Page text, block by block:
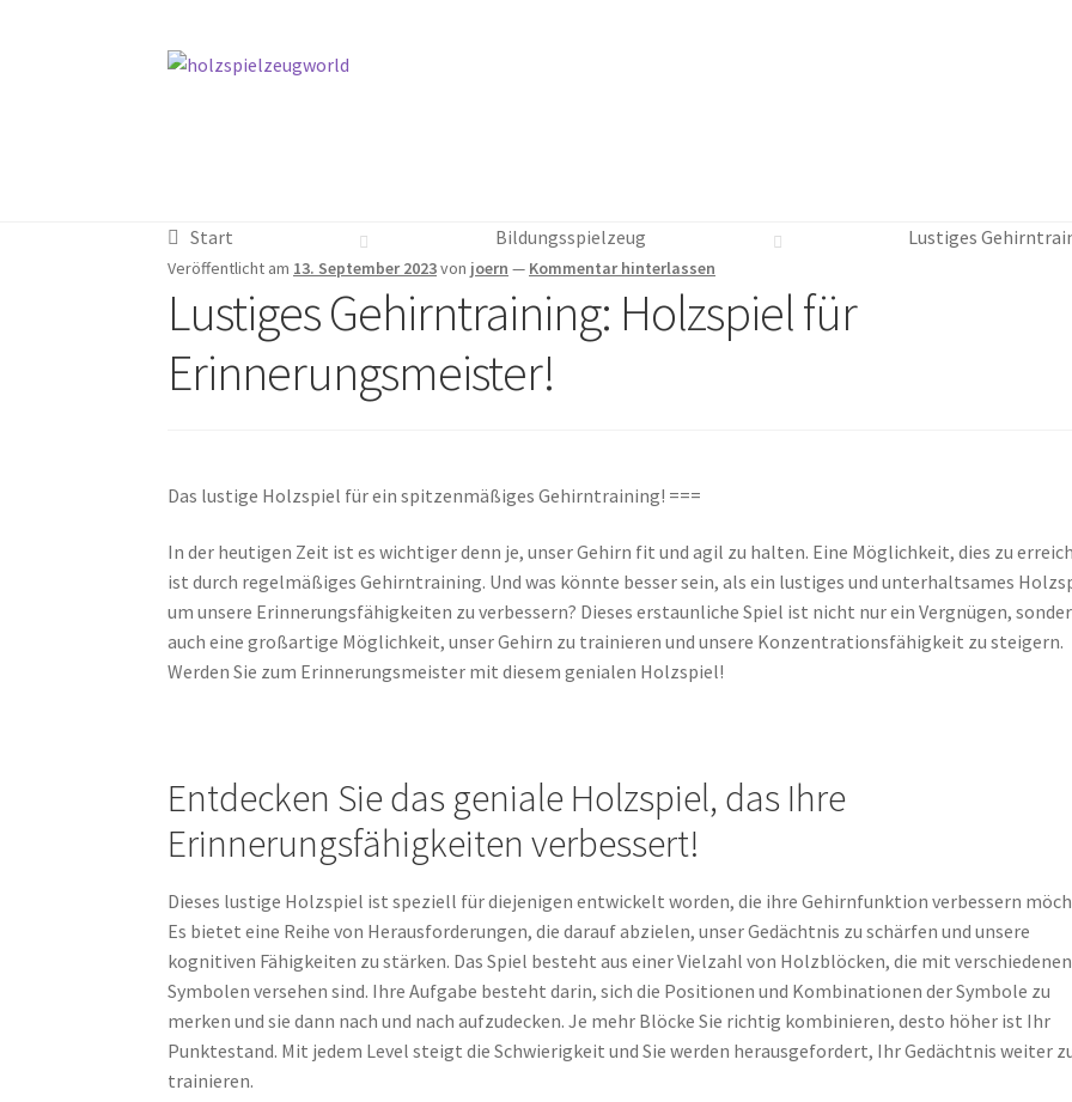
Zur
Zum
Start Bildungsspielzeug Lustiges
Veröffentlicht am 13. September 2023von joern — Kommentar hinterlassen
Lustiges Gehirntraining: Holzspiel für
Erinnerungsmeister!
Das lustige Holzspiel für ein spitzenmäßiges Gehirntraining! ===
In der heutigen Zeit ist es wichtiger denn je, unser Gehirn fit und agil zu halten. Eine Möglichkeit, dies zu
ist durch regelmäßiges Gehirntraining. Und was könnte besser sein, als ein lustiges und unterhaltsames
um unsere Erinnerungsfähigkeiten zu verbessern? Dieses erstaunliche Spiel ist nicht nur ein Vergnügen,
auch eine großartige Möglichkeit, unser Gehirn zu trainieren und unsere Konzentrationsfähigkeit zu steigern.
Werden Sie zum Erinnerungsmeister mit diesem genialen Holzspiel!
Entdecken Sie das geniale Holzspiel, das Ihre
Erinnerungsfähigkeiten verbessert!
Dieses lustige Holzspiel ist speziell für diejenigen entwickelt worden, die ihre Gehirnfunktion verbessern
Es bietet eine Reihe von Herausforderungen, die darauf abzielen, unser Gedächtnis zu schärfen und unsere
kognitiven Fähigkeiten zu stärken. Das Spiel besteht aus einer Vielzahl von Holzblöcken, die mit verschiedenen
Symbolen versehen sind. Ihre Aufgabe besteht darin, sich die Positionen und Kombinationen der Symbole zu
merken und sie dann nach und nach aufzudecken. Je mehr Blöcke Sie richtig kombinieren, desto höher ist Ihr
Punktestand. Mit jedem Level steigt die Schwierigkeit und Sie werden herausgefordert, Ihr Gedächtnis weiter
trainieren.